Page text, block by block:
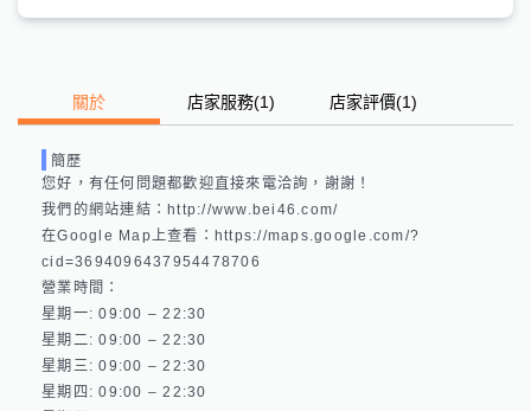
關於 店家服務(1) 店家評價(1)
簡歷
您好，有任何問題都歡迎直接來電洽詢，謝謝！
我們的網站連結：http://www.bei46.com/
在Google Map上查看：https://maps.google.com/?
cid=3694096437954478706
營業時間：
星期一: 09:00 – 22:30
星期二: 09:00 – 22:30
星期三: 09:00 – 22:30
星期四: 09:00 – 22:30